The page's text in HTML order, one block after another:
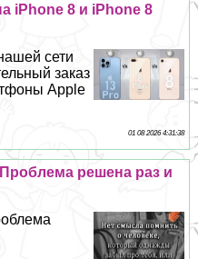
iPhone 8 и iPhone 8
сети
заказ
Apple
01 08 2026 4:31:38
решена раз и